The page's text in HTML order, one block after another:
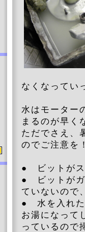
なくなってい
水はモーター
まるのが早く
ただでさえ、
のでご注意を
● ビットがス
● ビットがガ
ていないので
● 水を入れた
お湯になって
っているので